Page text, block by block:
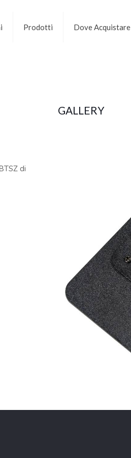
Prodotti Dove Acquistare
di
GALLERY